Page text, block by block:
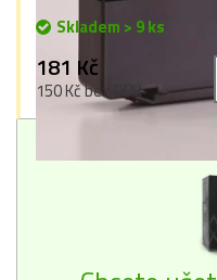
Skladem > 9 ks
181 Kč
150 Kč bez DPH